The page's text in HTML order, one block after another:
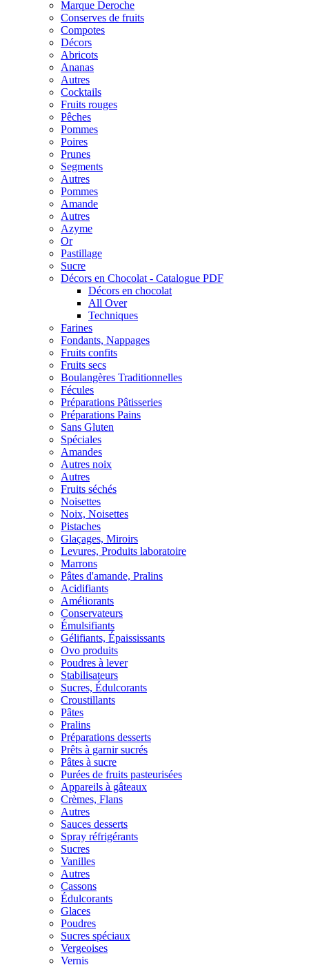
Marque Deroche
Conserves de fruits
Compotes
Décors
Abricots
Ananas
Autres
Cocktails
Fruits rouges
Pêches
Pommes
Poires
Prunes
Segments
Autres
Pommes
Amande
Autres
Azyme
Or
Pastillage
Sucre
Décors en Chocolat - Catalogue PDF
Décors en chocolat
All Over
Techniques
Farines
Fondants, Nappages
Fruits confits
Fruits secs
Boulangères Traditionnelles
Fécules
Préparations Pâtisseries
Préparations Pains
Sans Gluten
Spéciales
Amandes
Autres noix
Autres
Fruits séchés
Noisettes
Noix, Noisettes
Pistaches
Glaçages, Miroirs
Levures, Produits laboratoire
Marrons
Pâtes d'amande, Pralins
Acidifiants
Améliorants
Conservateurs
Émulsifiants
Gélifiants, Épaississants
Ovo produits
Poudres à lever
Stabilisateurs
Sucres, Édulcorants
Croustillants
Pâtes
Pralins
Préparations desserts
Prêts à garnir sucrés
Pâtes à sucre
Purées de fruits pasteurisées
Appareils à gâteaux
Crèmes, Flans
Autres
Sauces desserts
Spray réfrigérants
Sucres
Vanilles
Autres
Cassons
Édulcorants
Glaces
Poudres
Sucres spéciaux
Vergeoises
Vernis